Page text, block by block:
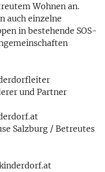
Wohnen an.
auch einzelne
in bestehende SOS-
und Partner
Salzburg / Betreutes